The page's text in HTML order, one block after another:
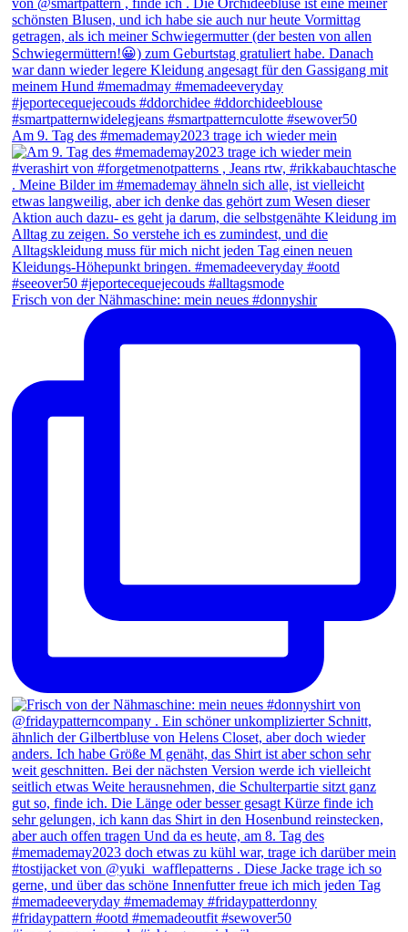
Am 9. Tag des #memademay2023 trage ich wieder mein
Frisch von der Nähmaschine: mein neues #donnyshir